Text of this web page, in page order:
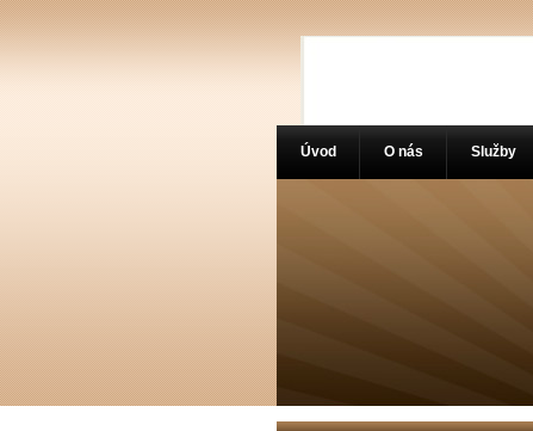
Úvod O nás Služby